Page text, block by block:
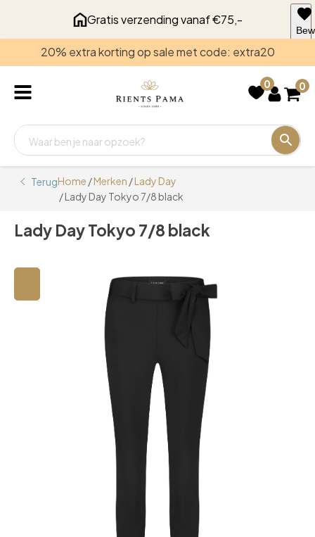
Gratis verzending vanaf €75,-
20% extra korting op sale met code: extra20
0 0
TerugHome /Merken /Lady Day
/ Lady Day Tokyo 7/8 black
Lady Day Tokyo 7/8 black
voor